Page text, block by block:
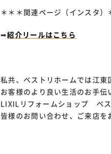
＊＊＊関連ページ（インスタ）
➡紹介リールはこちら
私共、ベストリホームでは江東
お客様のより良い生活のお手伝
LIXILリフォームショップ ベ
皆様のお問い合わせ、ご来店を